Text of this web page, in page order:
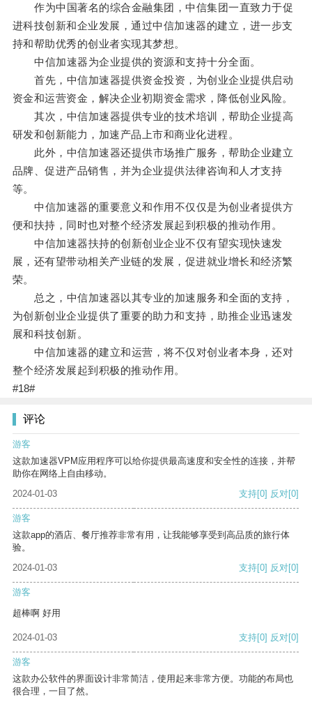
作为中国著名的综合金融集团，中信集团一直致力于促
进科技创新和企业发展，通过中信加速器的建立，进一步支
持和帮助优秀的创业者实现其梦想。
中信加速器为企业提供的资源和支持十分全面。
首先，中信加速器提供资金投资，为创业企业提供启动
资金和运营资金，解决企业初期资金需求，降低创业风险。
其次，中信加速器提供专业的技术培训，帮助企业提高
研发和创新能力，加速产品上市和商业化进程。
此外，中信加速器还提供市场推广服务，帮助企业建立
品牌、促进产品销售，并为企业提供法律咨询和人才支持
等。
中信加速器的重要意义和作用不仅仅是为创业者提供方
便和扶持，同时也对整个经济发展起到积极的推动作用。
中信加速器扶持的创新创业企业不仅有望实现快速发
展，还有望带动相关产业链的发展，促进就业增长和经济繁
荣。
总之，中信加速器以其专业的加速服务和全面的支持，
为创新创业企业提供了重要的助力和支持，助推企业迅速发
展和科技创新。
中信加速器的建立和运营，将不仅对创业者本身，还对
整个经济发展起到积极的推动作用。
#18#
评论
游客
这款加速器VPM应用程序可以给你提供最高速度和安全性的连接，并帮
助你在网络上自由移动。
2024-01-03
支持[0] 反对[0]
游客
这款app的酒店、餐厅推荐非常有用，让我能够享受到高品质的旅行体
验。
2024-01-03
支持[0] 反对[0]
游客
超棒啊 好用
2024-01-03 支持[0] 反对[0]
游客
这款办公软件的界面设计非常简洁，使用起来非常方便。功能的布局也
很合理，一目了然。